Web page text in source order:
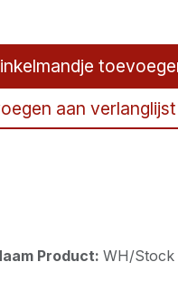
aan verlanglijst
Product: WH/Stock